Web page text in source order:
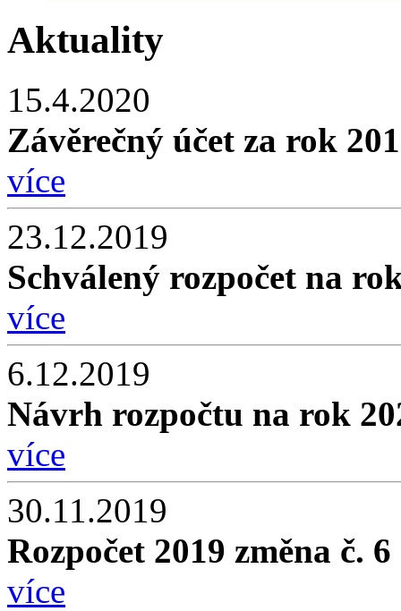
Aktuality
15.4.2020
Závěrečný účet za rok
více
23.12.2019
Schválený rozpočet na
více
6.12.2019
Návrh rozpočtu na rok
více
30.11.2019
Rozpočet 2019 změna č. 6
více